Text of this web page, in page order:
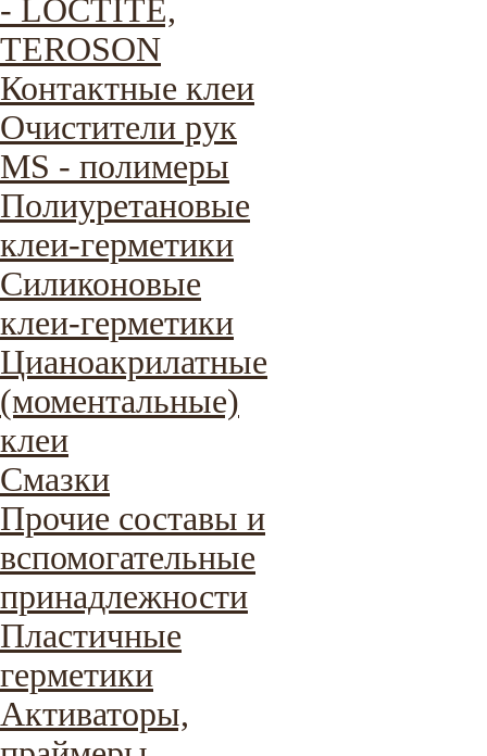
- LOCTITE,
TEROSON
Контактные клеи
Очистители рук
MS - полимеры
Полиуретановые
клеи-герметики
Силиконовые
клеи-герметики
Цианоакрилатные
(моментальные)
клеи
Смазки
Прочие составы и
вспомогательные
принадлежности
Пластичные
герметики
Активаторы,